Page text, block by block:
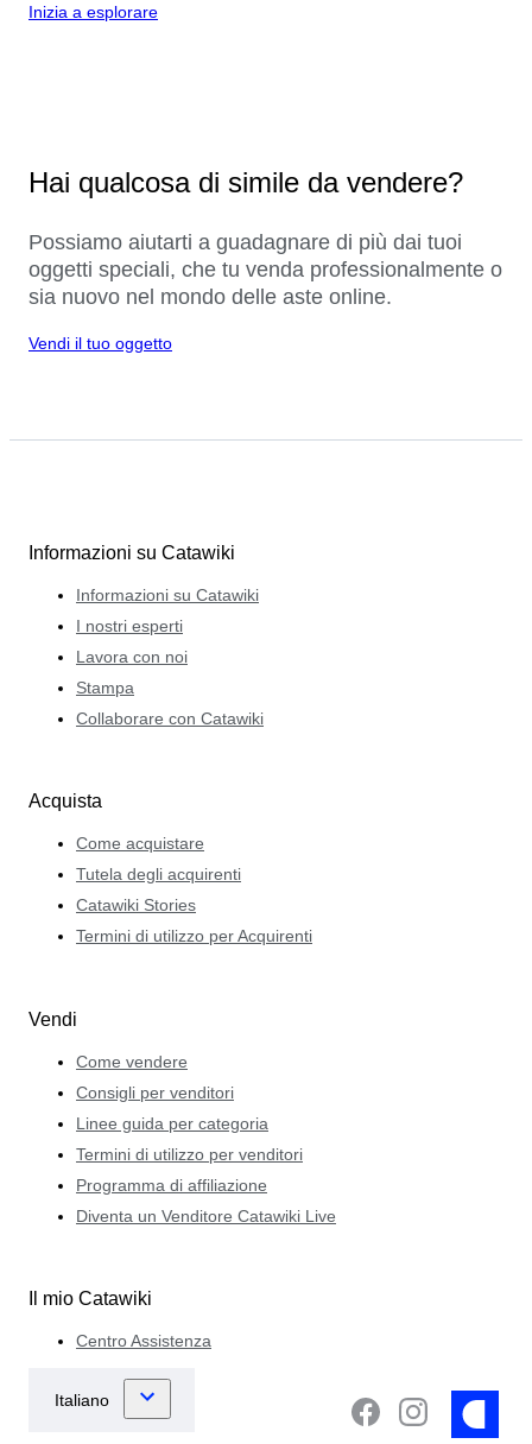
Inizia a esplorare
Hai qualcosa di simile da vendere?
Possiamo aiutarti a guadagnare di più dai tuoi
oggetti speciali, che tu venda professionalmente o
sia nuovo nel mondo delle aste online.
Vendi il tuo oggetto
Informazioni su Catawiki
Informazioni su Catawiki
I nostri esperti
Lavora con noi
Stampa
Collaborare con Catawiki
Acquista
Come acquistare
Tutela degli acquirenti
Catawiki Stories
Termini di utilizzo per Acquirenti
Vendi
Come vendere
Consigli per venditori
Linee guida per categoria
Termini di utilizzo per venditori
Programma di affiliazione
Diventa un Venditore Catawiki Live
Il mio Catawiki
Centro Assistenza